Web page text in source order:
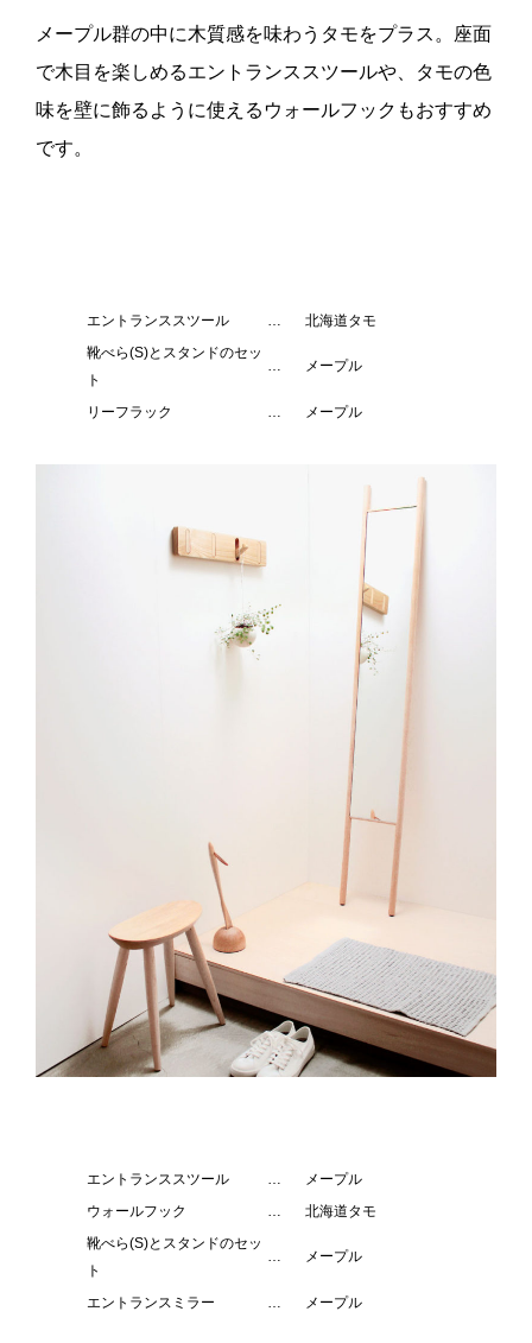
メープル群の中に木質感を味わうタモをプラス。座面
で木目を楽しめるエントランススツールや、タモの色
味を壁に飾るように使えるウォールフックもおすすめ
です。
エントランススツール 北海道タモ
靴べら(S)とスタンドのセッ
ト
メープル
リーフラック メープル
エントランススツール メープル
ウォールフック 北海道タモ
靴べら(S)とスタンドのセッ
ト
メープル
エントランスミラー メープル